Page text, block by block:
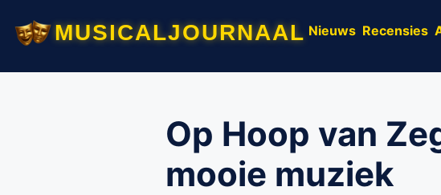
musicaljournaal Nieuws Recensies
Op Hoop van
mooie muziek